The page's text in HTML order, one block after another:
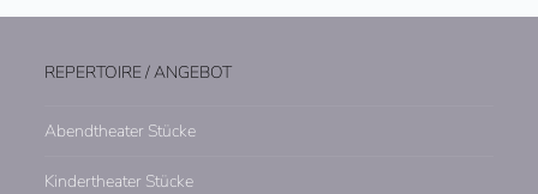
REPERTOIRE / ANGEBOT
Abendtheater Stücke
Kindertheater Stücke